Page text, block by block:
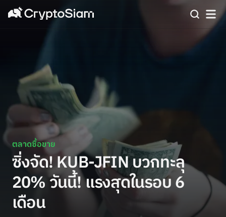
ตลาดซื้อขาย
ซิ่งจัด! KUB-JFIN บวกทะลุ
20% วันนี้! แรงสุดในรอบ 6
เดือน